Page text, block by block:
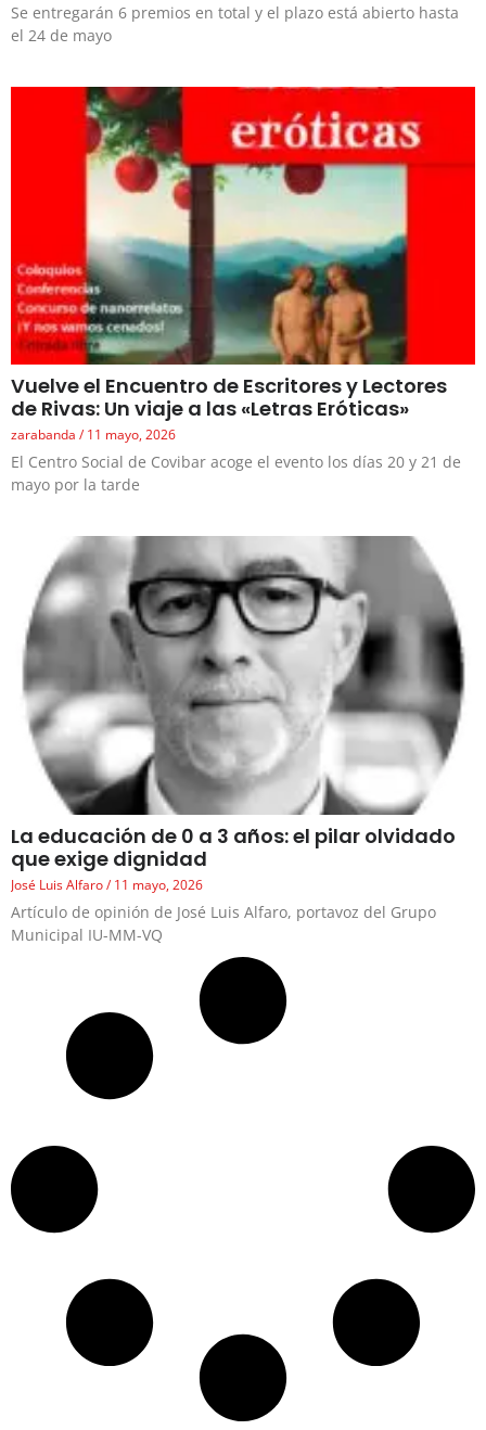
Se entregarán 6 premios en total y el plazo está abierto hasta
el 24 de mayo
Vuelve el Encuentro de Escritores y Lectores
de Rivas: Un viaje a las «Letras Eróticas»
zarabanda 11 mayo, 2026
El Centro Social de Covibar acoge el evento los días 20 y 21 de
mayo por la tarde
La educación de 0 a 3 años: el pilar olvidado
que exige dignidad
José Luis Alfaro 11 mayo, 2026
Artículo de opinión de José Luis Alfaro, portavoz del Grupo
Municipal IU-MM-VQ